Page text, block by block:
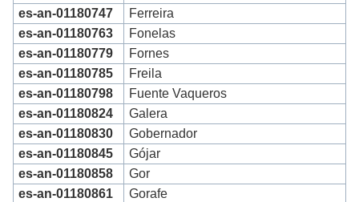
es-an-01180747
Ferreira
es-an-01180763
Fonelas
es-an-01180779
Fornes
es-an-01180785
Freila
es-an-01180798
Fuente Vaqueros
es-an-01180824
Galera
es-an-01180830
Gobernador
es-an-01180845
Gójar
es-an-01180858
Gor
es-an-01180861
Gorafe